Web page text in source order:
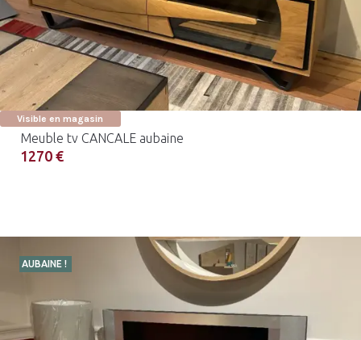
Visible en magasin
Meuble tv CANCALE aubaine
1270 €
AUBAINE !